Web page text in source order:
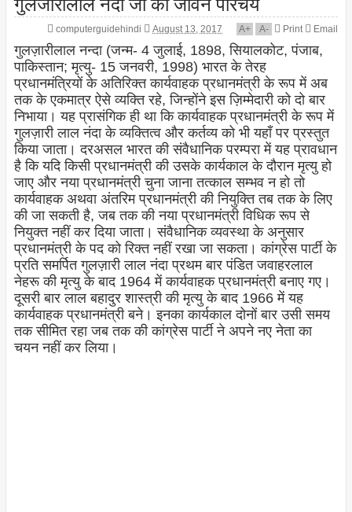
computerguidehindi August 13, 2017 A+ A- Print Email
गुलज़ारीलाल नन्दा (जन्म- 4 जुलाई, 1898, सियालकोट, पंजाब,
पाकिस्तान; मृत्यु- 15 जनवरी, 1998) भारत के तेरह
प्रधानमंत्रियों के अतिरिक्त कार्यवाहक प्रधानमंत्री के रूप में अब
तक के एकमात्र ऐसे व्यक्ति रहे, जिन्होंने इस ज़िम्मेदारी को दो बार
निभाया। यह प्रासंगिक ही था कि कार्यवाहक प्रधानमंत्री के रूप में
गुलज़ारी लाल नंदा के व्यक्तित्व और कर्तव्य को भी यहाँ पर प्रस्तुत
किया जाता। दरअसल भारत की संवैधानिक परम्परा में यह प्रावधान
है कि यदि किसी प्रधानमंत्री की उसके कार्यकाल के दौरान मृत्यु हो
जाए और नया प्रधानमंत्री चुना जाना तत्काल सम्भव न हो तो
कार्यवाहक अथवा अंतरिम प्रधानमंत्री की नियुक्ति तब तक के लिए
की जा सकती है, जब तक की नया प्रधानमंत्री विधिक रूप से
नियुक्त नहीं कर दिया जाता। संवैधानिक व्यवस्था के अनुसार
प्रधानमंत्री के पद को रिक्त नहीं रखा जा सकता। कांग्रेस पार्टी के
प्रति समर्पित गुलज़ारी लाल नंदा प्रथम बार पंडित जवाहरलाल
नेहरू की मृत्यु के बाद 1964 में कार्यवाहक प्रधानमंत्री बनाए गए।
दूसरी बार लाल बहादुर शास्त्री की मृत्यु के बाद 1966 में यह
कार्यवाहक प्रधानमंत्री बने। इनका कार्यकाल दोनों बार उसी समय
तक सीमित रहा जब तक की कांग्रेस पार्टी ने अपने नए नेता का
चयन नहीं कर लिया।